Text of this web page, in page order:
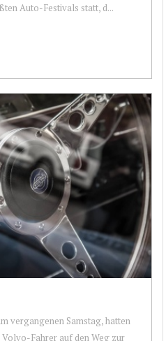
Auto-Festivals statt, d...
vergangenen Samstag, hatten
Fahrer auf den Weg zur